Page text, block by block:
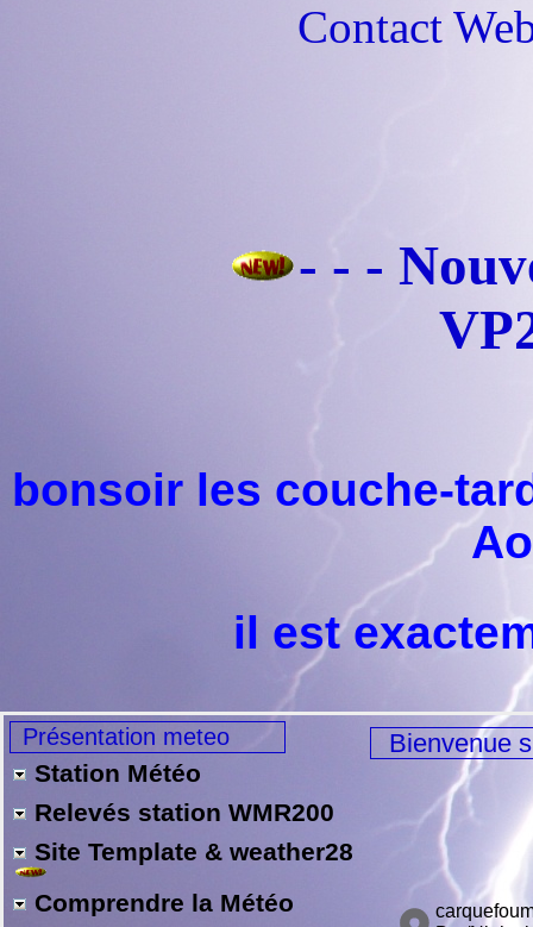
Contact
- - -
bonsoir les couche-
il est
Présentation meteo
Station Météo
Relevés station WMR200
Site Template & weather28
Comprendre la Météo
Bienvenue